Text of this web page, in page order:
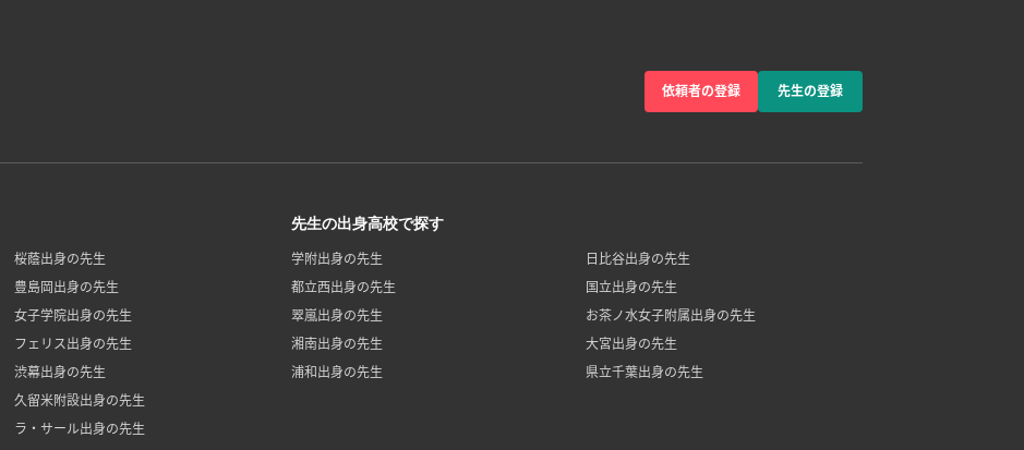
依頼者の登録 先生の登録
桜蔭出身の先生
豊島岡出身の先生
女子学院出身の先生
フェリス出身の先生
渋幕出身の先生
久留米附設出身の先生
ラ・サール出身の先生
先生の出身高校で探す
学附出身の先生
日比谷出身の先生
都立西出身の先生
国立出身の先生
翠嵐出身の先生
お茶ノ水女子附属出身の先生
湘南出身の先生
大宮出身の先生
浦和出身の先生
県立千葉出身の先生